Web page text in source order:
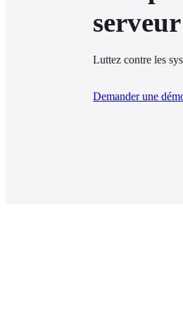
Luttez contre les
Demander une